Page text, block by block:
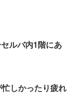
ルバ内1階にあ
しかったり疲れ